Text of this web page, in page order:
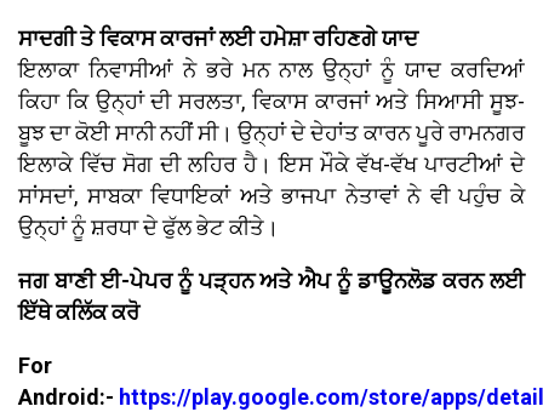
ਸਾਦਗੀ ਤੇ ਵਿਕਾਸ ਕਾਰਜਾਂ ਲਈ ਹਮੇਸ਼ਾ ਰਹਿਣਗੇ ਯਾਦ
ਇਲਾਕਾ ਨਿਵਾਸੀਆਂ ਨੇ ਭਰੇ ਮਨ ਨਾਲ ਉਨ੍ਹਾਂ ਨੂੰ ਯਾਦ ਕਰਦਿਆਂ
ਕਿਹਾ ਕਿ ਉਨ੍ਹਾਂ ਦੀ ਸਰਲਤਾ, ਵਿਕਾਸ ਕਾਰਜਾਂ ਅਤੇ ਸਿਆਸੀ ਸੂਝ-
ਬੂਝ ਦਾ ਕੋਈ ਸਾਨੀ ਨਹੀਂ ਸੀ। ਉਨ੍ਹਾਂ ਦੇ ਦੇਹਾਂਤ ਕਾਰਨ ਪੂਰੇ ਰਾਮਨਗਰ
ਇਲਾਕੇ ਵਿੱਚ ਸੋਗ ਦੀ ਲਹਿਰ ਹੈ। ਇਸ ਮੌਕੇ ਵੱਖ-ਵੱਖ ਪਾਰਟੀਆਂ ਦੇ
ਸਾਂਸਦਾਂ, ਸਾਬਕਾ ਵਿਧਾਇਕਾਂ ਅਤੇ ਭਾਜਪਾ ਨੇਤਾਵਾਂ ਨੇ ਵੀ ਪਹੁੰਚ ਕੇ
ਉਨ੍ਹਾਂ ਨੂੰ ਸ਼ਰਧਾ ਦੇ ਫੁੱਲ ਭੇਟ ਕੀਤੇ।
ਜਗ ਬਾਣੀ ਈ-ਪੇਪਰ ਨੂੰ ਪੜ੍ਹਨ ਅਤੇ ਐਪ ਨੂੰ ਡਾਊਨਲੋਡ ਕਰਨ ਲਈ
ਇੱਥੇ ਕਲਿੱਕ ਕਰੋ
For
Android:- https://play.google.com/store/apps/